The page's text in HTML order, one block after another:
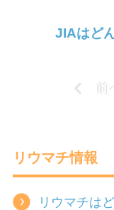
JIAはど
前
リウマチ情報
リウマチは